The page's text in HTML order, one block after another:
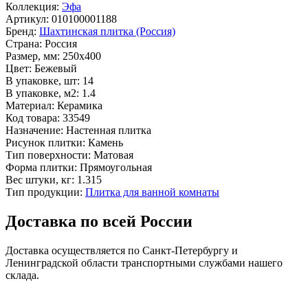
Коллекция: Эфа
Артикул: 010100001188
Бренд: Шахтинская плитка (Россия)
Страна: Россия
Размер, мм: 250x400
Цвет: Бежевый
В упаковке, шт: 14
В упаковке, м2: 1.4
Материал: Керамика
Код товара: 33549
Назначение: Настенная плитка
Рисунок плитки: Камень
Тип поверхности: Матовая
Форма плитки: Прямоугольная
Вес штуки, кг: 1.315
Тип продукции: Плитка для ванной комнаты
Доставка по всей России
Доставка осуществляется по Санкт-Петербургу и
Ленинградской области транспортными службами нашего
склада.